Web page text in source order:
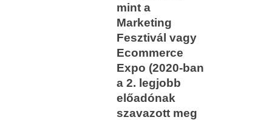
mint a
Marketing
Fesztivál vagy
Ecommerce
Expo (2020-ban
a 2. legjobb
előadónak
szavazott meg